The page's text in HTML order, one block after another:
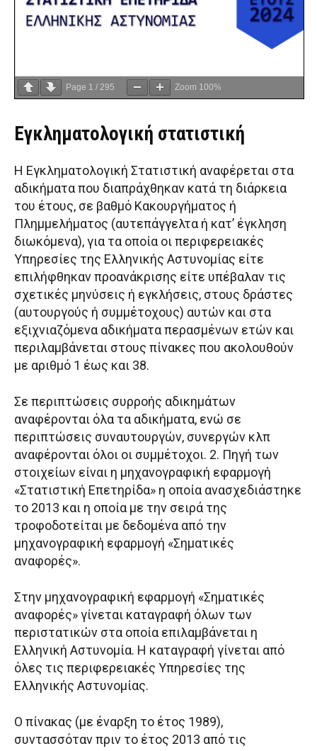
Page 1 / 295 Zoom 100%
Εγκληματολογική στατιστική
Η Εγκληματολογική Στατιστική αναφέρεται στα
αδικήματα που διαπράχθηκαν κατά τη διάρκεια
του έτους, σε βαθμό Κακουργήματος ή
Πλημμελήματος (αυτεπάγγελτα ή κατ’ έγκληση
διωκόμενα), για τα οποία οι περιφερειακές
Υπηρεσίες της Ελληνικής Αστυνομίας είτε
επιλήφθηκαν προανάκρισης είτε υπέβαλαν τις
σχετικές μηνύσεις ή εγκλήσεις, στους δράστες
(αυτουργούς ή συμμέτοχους) αυτών και στα
εξιχνιαζόμενα αδικήματα περασμένων ετών και
περιλαμβάνεται στους πίνακες που ακολουθούν
με αριθμό 1 έως και 38.
Σε περιπτώσεις συρροής αδικημάτων
αναφέρονται όλα τα αδικήματα, ενώ σε
περιπτώσεις συναυτουργών, συνεργών κλπ
αναφέρονται όλοι οι συμμέτοχοι. 2. Πηγή των
στοιχείων είναι η μηχανογραφική εφαρμογή
«Στατιστική Επετηρίδα» η οποία ανασχεδιάστηκε
το 2013 και η οποία με την σειρά της
τροφοδοτείται με δεδομένα από την
μηχανογραφική εφαρμογή «Σηματικές
αναφορές».
Στην μηχανογραφική εφαρμογή «Σηματικές
αναφορές» γίνεται καταγραφή όλων των
περιστατικών στα οποία επιλαμβάνεται η
Ελληνική Αστυνομία. Η καταγραφή γίνεται από
όλες τις περιφερειακές Υπηρεσίες της
Ελληνικής Αστυνομίας.
Ο πίνακας (με έναρξη το έτος 1989),
συντασσόταν πριν το έτος 2013 από τις